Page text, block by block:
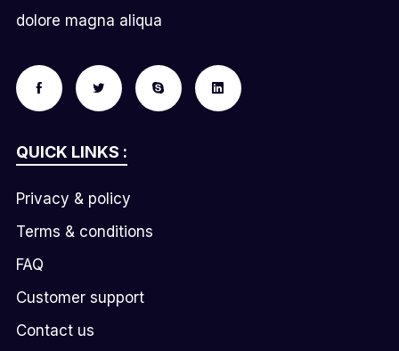
dolore magna aliqua
QUICK LINKS :
Privacy & policy
Terms & conditions
FAQ
Customer support
Contact us